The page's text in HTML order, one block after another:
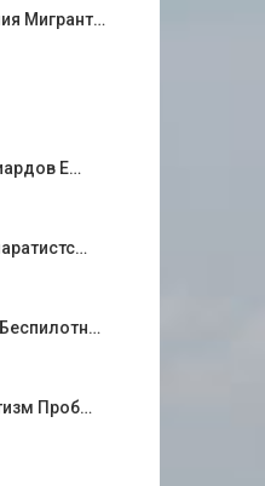
Мигрант…
Е…
Проб…